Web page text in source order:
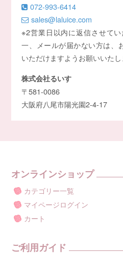
072-993-6414
sales@laluice.com
※2営業日以内に返信させて
一、メールが届かない方は、
いただけますようお願いいたし
株式会社るいす
〒581-0086
大阪府八尾市陽光園2-4-17
オンラインショップ
カテゴリー一覧
マイページログイン
カート
ご利用ガイド